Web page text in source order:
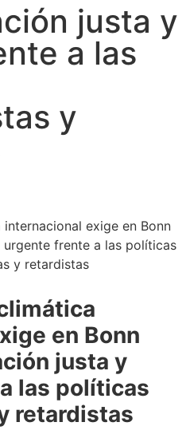
justa y
a las
y
en Bonn
justa y
las políticas
retardistas